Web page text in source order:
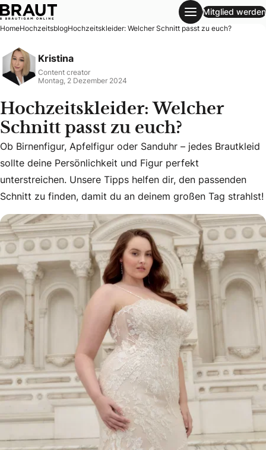
Hochzeitskleider: Welcher Schnitt passt zu euch?
Mitglied werden
HomeHochzeitsblogHochzeitskleider: Welcher Schnitt passt zu euch?
Kristina
Content creator
Montag, 2 Dezember 2024
Hochzeitskleider: Welcher
Schnitt passt zu euch?
Ob Birnenfigur, Apfelfigur oder Sanduhr – jedes
Ob Birnenfigur, Apfelfigur oder Sanduhr – jedes Brautkleid
sollte deine Persönlichkeit und Figur perfekt
unterstreichen. Unsere Tipps helfen dir, den passenden
Schnitt zu finden, damit du an deinem großen Tag strahlst!